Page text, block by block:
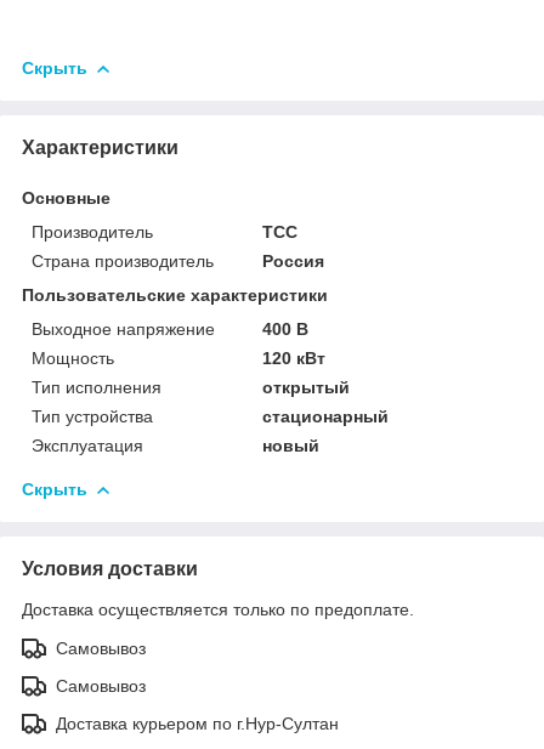
Скрыть
Характеристики
Основные
Производитель
ТСС
Страна производитель
Россия
Пользовательские характеристики
Выходное напряжение
400 В
Мощность
120 кВт
Тип исполнения
открытый
Тип устройства
стационарный
Эксплуатация
новый
Скрыть
Условия доставки
Доставка осуществляется только по предоплате.
Самовывоз
Самовывоз
Доставка курьером по г.Нур-Султан